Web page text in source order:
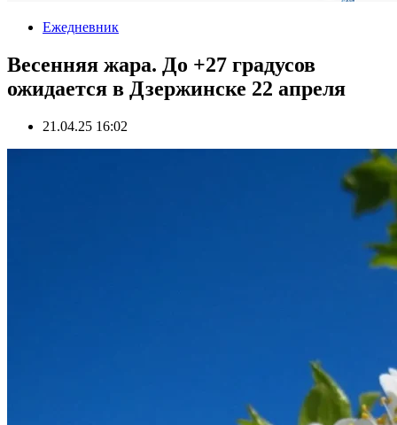
Ежедневник
Весенняя жара. До +27 градусов
ожидается в Дзержинске 22 апреля
21.04.25 16:02